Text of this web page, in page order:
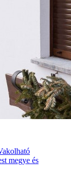
megye és